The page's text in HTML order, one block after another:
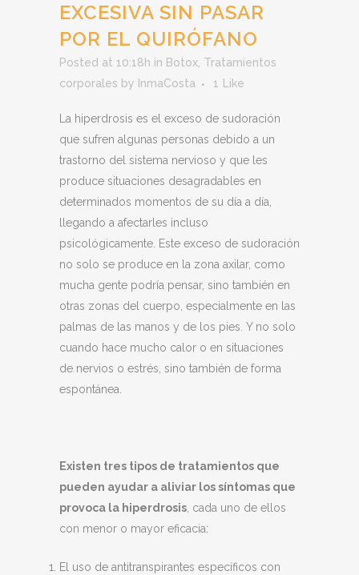
EXCESIVA SIN PASAR
POR EL QUIRÓFANO
Posted at 10:18h in Botox Tratamientos
corporales by InmaCosta 1 Like
La hiperdrosis es el exceso de sudoración
que sufren algunas personas debido a un
trastorno del sistema nervioso y que les
produce situaciones desagradables en
determinados momentos de su día a día,
llegando a afectarles incluso
psicológicamente. Este exceso de sudoración
no solo se produce en la zona axilar, como
mucha gente podría pensar, sino también en
otras zonas del cuerpo, especialmente en las
palmas de las manos y de los pies. Y no solo
cuando hace mucho calor o en situaciones
de nervios o estrés, sino también de forma
espontánea.
Existen tres tipos de tratamientos que
pueden ayudar a aliviar los síntomas que
provoca la hiperdrosis , cada uno de ellos
con menor o mayor eficacia:
El uso de antitranspirantes específicos con